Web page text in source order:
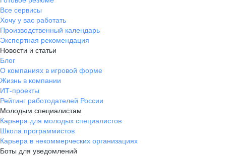
Все сервисы
Хочу у вас работать
Производственный календарь
Экспертная рекомендация
Новости и статьи
Блог
О компаниях в игровой форме
Жизнь в компании
ИТ-проекты
Рейтинг работодателей России
Молодым специалистам
Карьера для молодых специалистов
Школа программистов
Карьера в некоммерческих организациях
Боты для уведомлений